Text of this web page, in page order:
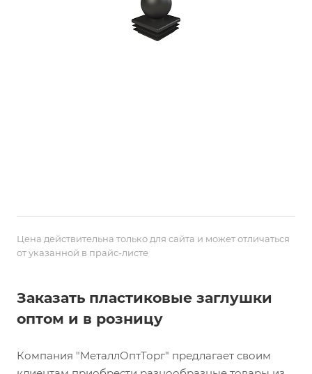
Цена действительна только для сайта и может отличаться
от указанной в прайс-листе
Заказать пластиковые заглушки
оптом и в розницу
Компания "МеталлОптТорг" предлагает своим